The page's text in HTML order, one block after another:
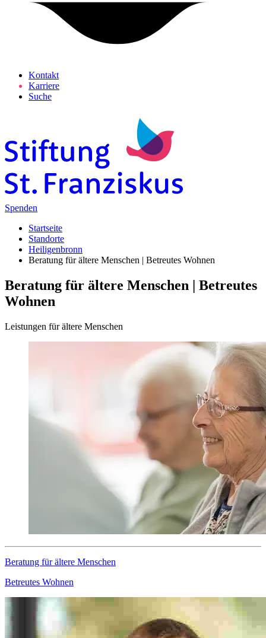
Kontakt
Karriere
Suche
Spenden
Startseite
Standorte
Heiligenbronn
Beratung für ältere Menschen | Betreutes Wohnen
Beratung für ältere Menschen | Betreutes
Wohnen
Leistungen für ältere Menschen
Beratung für ältere Menschen
Betreutes Wohnen